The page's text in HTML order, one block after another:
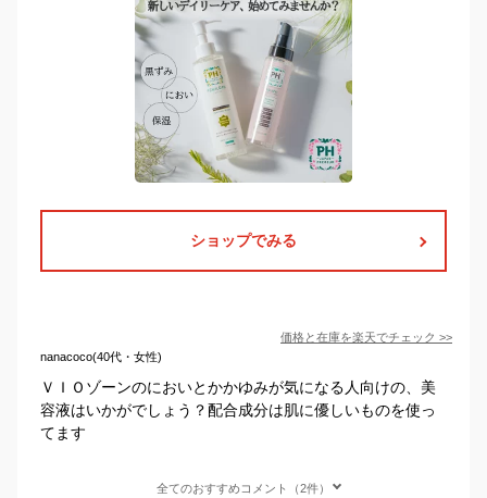
ショップでみる
価格と在庫を楽天でチェック >>
nanacoco(40代・女性)
ＶＩＯゾーンのにおいとかかゆみが気になる人向けの、美
容液はいかがでしょう？配合成分は肌に優しいものを使っ
てます
全てのおすすめコメント（2件）